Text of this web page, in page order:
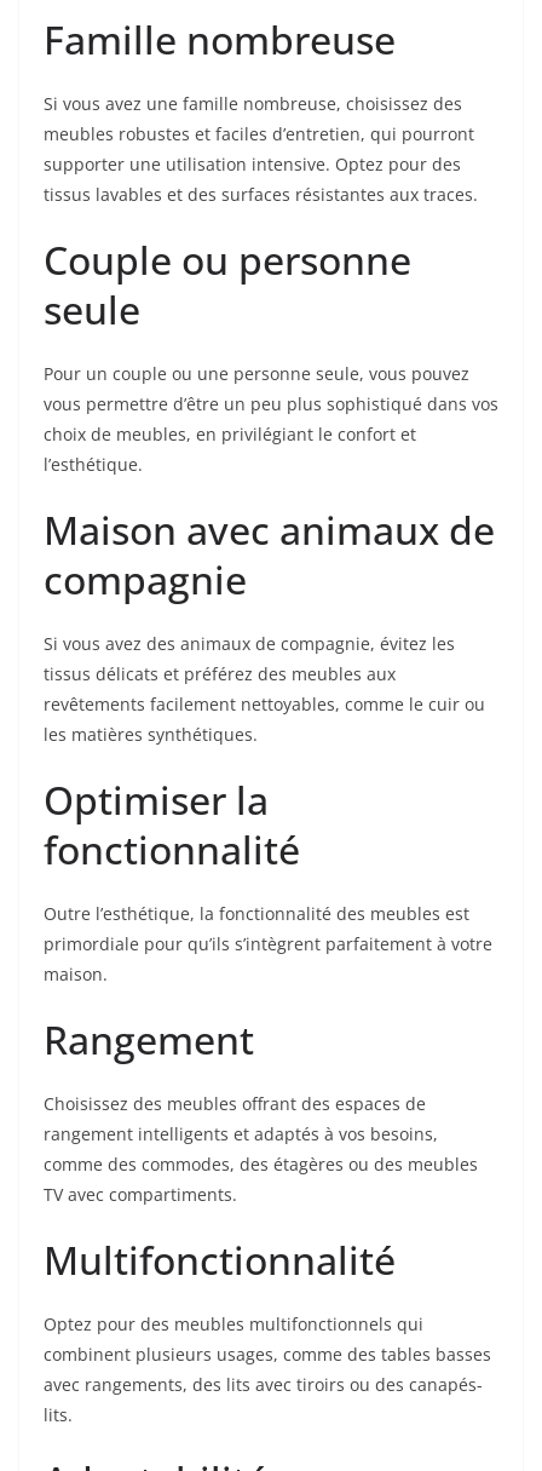
Famille nombreuse
Si vous avez une famille nombreuse, choisissez des
meubles robustes et faciles d’entretien, qui pourront
supporter une utilisation intensive. Optez pour des
tissus lavables et des surfaces résistantes aux traces.
Couple ou personne
seule
Pour un couple ou une personne seule, vous pouvez
vous permettre d’être un peu plus sophistiqué dans vos
choix de meubles, en privilégiant le confort et
l’esthétique.
Maison avec animaux de
compagnie
Si vous avez des animaux de compagnie, évitez les
tissus délicats et préférez des meubles aux
revêtements facilement nettoyables, comme le cuir ou
les matières synthétiques.
Optimiser la
fonctionnalité
Outre l’esthétique, la fonctionnalité des meubles est
primordiale pour qu’ils s’intègrent parfaitement à votre
maison.
Rangement
Choisissez des meubles offrant des espaces de
rangement intelligents et adaptés à vos besoins,
comme des commodes, des étagères ou des meubles
TV avec compartiments.
Multifonctionnalité
Optez pour des meubles multifonctionnels qui
combinent plusieurs usages, comme des tables basses
avec rangements, des lits avec tiroirs ou des canapés-
lits.